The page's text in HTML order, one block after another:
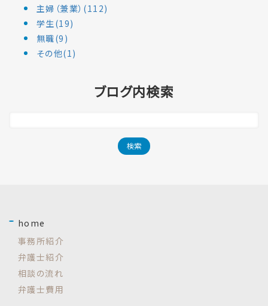
主婦（兼業）(112)
学生(19)
無職(9)
その他(1)
ブログ内検索
home
事務所紹介
弁護士紹介
相談の流れ
弁護士費用